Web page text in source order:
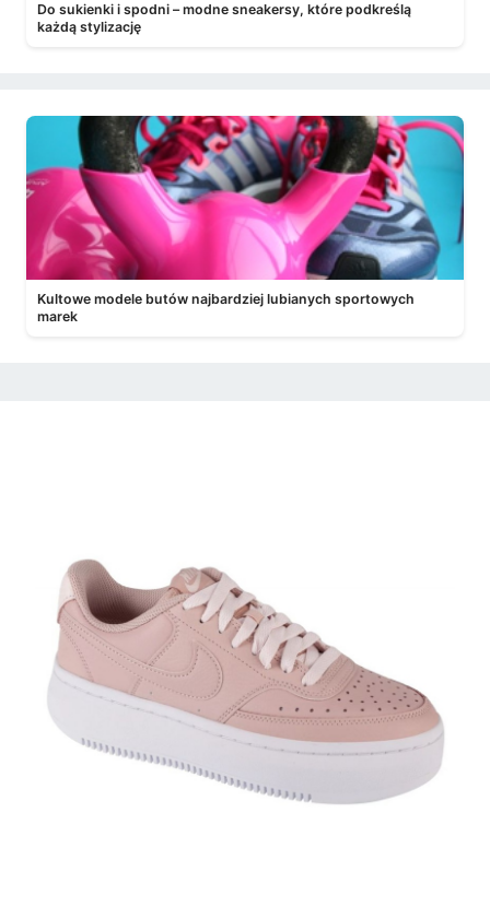
Do sukienki i spodni – modne sneakersy, które podkreślą
każdą stylizację
Kultowe modele butów najbardziej lubianych sportowych
marek